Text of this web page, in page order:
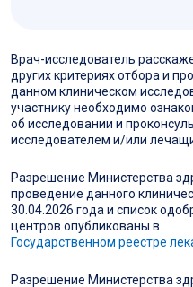
Врач-исследователь
других критериях отбора и
данном клиническом
участнику необходимо
об исследовании и
исследователем и/или
Разрешение Министерства
проведение данного
30.04.2026 года и список
центров опубликованы в
Государственном реестре
Разрешение Министерства